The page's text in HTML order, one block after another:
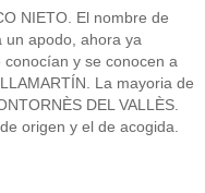
NIETO. El nombre de
un apodo, ahora ya
y se conocen a
La mayoria de
DEL VALLÈS.
origen y el de acogida.